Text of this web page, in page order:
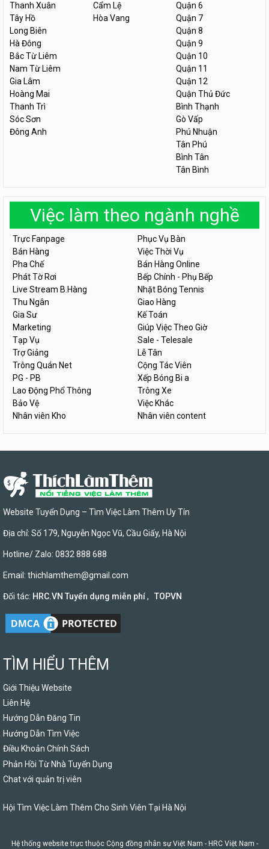
Thanh Xuân
Tây Hồ
Long Biên
Hà Đông
Bắc Từ Liêm
Nam Từ Liêm
Gia Lâm
Hoàng Mai
Thanh Trì
Sóc Sơn
Đông Anh
Cẩm Lệ
Hòa Vang
Quận 6
Quận 7
Quận 8
Quận 9
Quận 10
Quận 11
Quận 12
Quận Thủ Đức
Bình Thạnh
Gò Vấp
Phú Nhuận
Tân Phú
Bình Tân
Tân Bình
Việc làm theo ngành nghề
Trực Fanpage
Phục Vụ Bàn
Bán Hàng
Việc Thời Vụ
Pha Chế
Bán Hàng Online
Phát Tờ Rơi
Bếp Chính - Phụ Bếp
Live Stream B.Hàng
Nhặt Bóng Tennis
Thu Ngân
Giao Hàng
Gia Sư
Kế Toán
Marketing
Giúp Việc Theo Giờ
Tạp Vụ
Sale - Telesale
Trợ Giảng
Lễ Tân
Trông Quán Net
Cộng Tác Viên
PG - PB
Xếp Bóng Bi a
Lao Động Phổ Thông
Trông Xe
Bảo Vệ
Việc Khác
Nhân viên Kho
Nhân viên content
Website Tuyển Dụng – Tìm Việc Làm Thêm Uy Tín
Địa chỉ: Số 179, Nguyễn Ngọc Vũ, Cầu Giấy, Hà Nội
Hotline/ Zalo: 0832 888 688
Email: thichlamthem@gmail.com
Đối tác: HRC.VN Tuyển dụng miễn phí, TOPVN
TÌM HIỂU THÊM
Giới Thiệu Website
Liên Hệ
Hướng Dẫn Đăng Tin
Hướng Dẫn Tìm Việc
Điều Khoản Chính Sách
Phản Hồi Từ Nhà Tuyển Dụng
Chat với quản trị viên
Hội Tìm Việc Làm Thêm Cho Sinh Viên Tại Hà Nội
Hệ thống website trực thuộc Cộng đồng nhân sự Việt Nam - HRC Việt Nam -